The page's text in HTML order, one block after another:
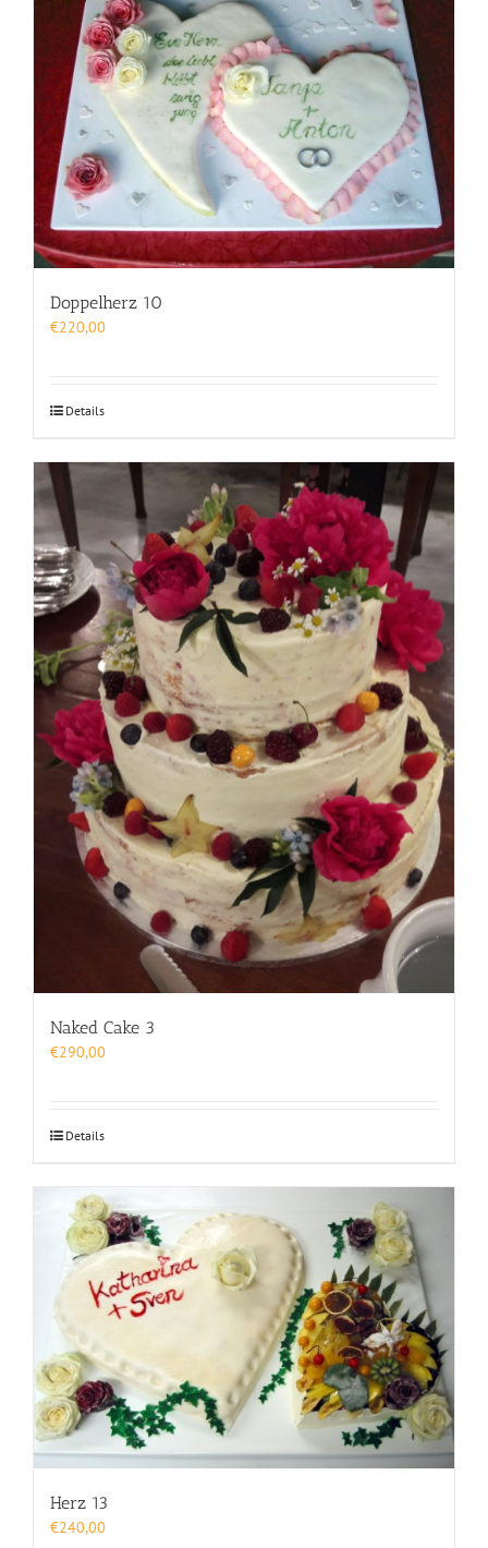
Doppelherz 10
€220,00
Details
Naked Cake 3
€290,00
Details
Herz 13
€240,00